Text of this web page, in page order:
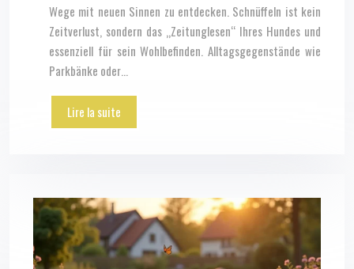
Wege mit neuen Sinnen zu entdecken. Schnüffeln ist kein
Zeitverlust, sondern das „Zeitunglesen“ Ihres Hundes und
essenziell für sein Wohlbefinden. Alltagsgegenstände wie
Parkbänke oder…
Lire la suite